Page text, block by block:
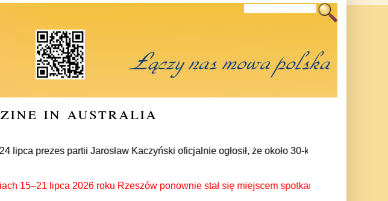
in australia
prezes partii Jarosław Kaczyński oficjalnie ogłosił, że około 30-kilku posłów
15–21 lipca 2026 roku Rzeszów ponownie stał się miejscem spotkania Polonii z